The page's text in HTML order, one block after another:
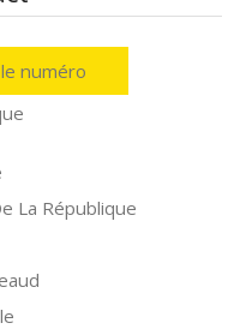
numéro
La République